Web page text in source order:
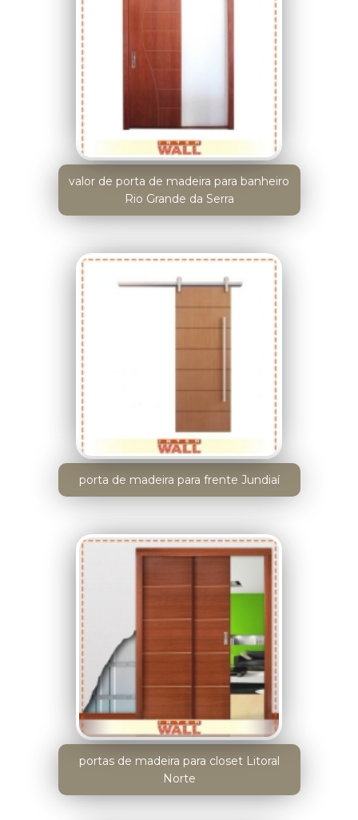
valor de porta de madeira para banheiro
Rio Grande da Serra
porta de madeira para frente Jundiaí
portas de madeira para closet Litoral
Norte